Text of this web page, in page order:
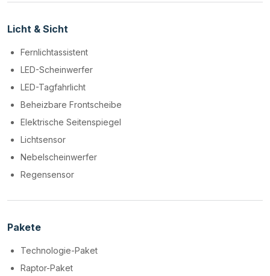
Licht & Sicht
Fernlichtassistent
LED-Scheinwerfer
LED-Tagfahrlicht
Beheizbare Frontscheibe
Elektrische Seitenspiegel
Lichtsensor
Nebelscheinwerfer
Regensensor
Pakete
Technologie-Paket
Raptor-Paket